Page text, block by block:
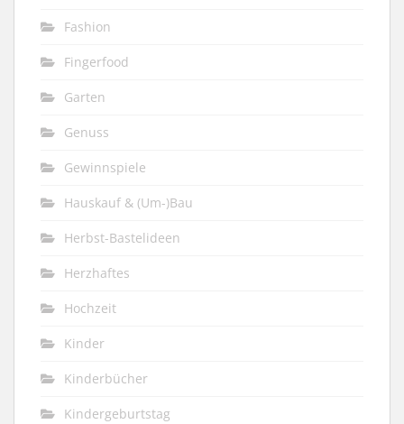
Fashion
Fingerfood
Garten
Genuss
Gewinnspiele
Hauskauf & (Um-)Bau
Herbst-Bastelideen
Herzhaftes
Hochzeit
Kinder
Kinderbücher
Kindergeburtstag